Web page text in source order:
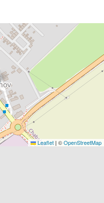
Leaflet | ©OpenStreetMap